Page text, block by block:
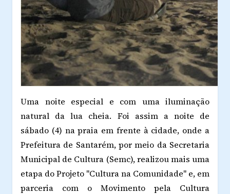
Uma noite especial e com uma iluminação
natural da lua cheia. Foi assim a noite de
sábado (4) na praia em frente à cidade, onde a
Prefeitura de Santarém, por meio da Secretaria
Municipal de Cultura (Semc), realizou mais uma
etapa do Projeto "Cultura na Comunidade" e, em
parceria com o Movimento pela Cultura